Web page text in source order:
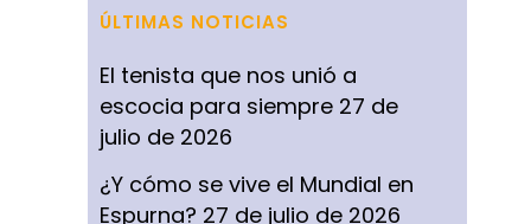
ÚLTIMAS NOTICIAS
El tenista que nos unió a
escocia para siempre 27 de
julio de 2026
¿Y cómo se vive el Mundial en
Espurna? 27 de julio de 2026